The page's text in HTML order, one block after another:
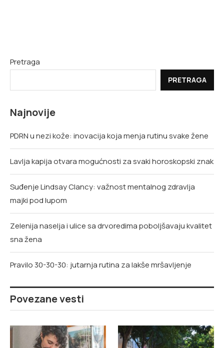
Pretraga
PRETRAGA
Najnovije
PDRN u nezi kože: inovacija koja menja rutinu svake žene
Lavlja kapija otvara mogućnosti za svaki horoskopski znak
Suđenje Lindsay Clancy: važnost mentalnog zdravlja
majki pod lupom
Zelenija naselja i ulice sa drvoredima poboljšavaju kvalitet
sna žena
Pravilo 30-30-30: jutarnja rutina za lakše mršavljenje
Povezane vesti